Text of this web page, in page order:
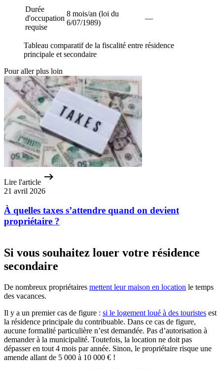
Durée
d'occupation
requise
8 mois/an (loi du
6/07/1989)
—
Tableau comparatif de la fiscalité entre résidence
principale et secondaire
Pour aller plus loin
Lire l'article
21 avril 2026
À quelles taxes s’attendre quand on devient
propriétaire ?
Si vous souhaitez louer votre résidence
secondaire
De nombreux propriétaires mettent leur maison en location le temps
des vacances.
Il y a un premier cas de figure : si le logement loué à des touristes est
la résidence principale du contribuable. Dans ce cas de figure,
aucune formalité particulière n’est demandée. Pas d’autorisation à
demander à la municipalité. Toutefois, la location ne doit pas
dépasser en tout 4 mois par année. Sinon, le propriétaire risque une
amende allant de 5 000 à 10 000 € !